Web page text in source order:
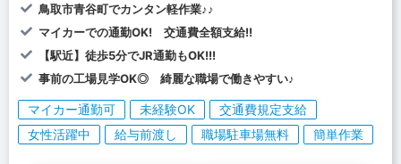
鳥取市青谷町でカンタン軽作業♪♪
マイカーでの通勤OK! 交通費全額支給!!
【駅近】徒歩5分でJR通勤もOK!!!
事前の工場見学OK◎ 綺麗な職場で働きやすい♪
マイカー通勤可 未経験OK
交通費規定支給
女性活躍中
給与前渡し 職場駐車場無料 簡単作業